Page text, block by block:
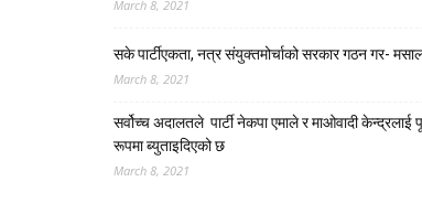
March 8, 2021
सके पार्टीएकता, नत्र संयुक्तमोर्चाको सरकार गठन गर-
March 8, 2021
सर्वोच्च अदालतले पार्टी नेकपा एमाले र माओवादी केन्द्रलाई
रूपमा ब्युताइदिएको छ
March 8, 2021